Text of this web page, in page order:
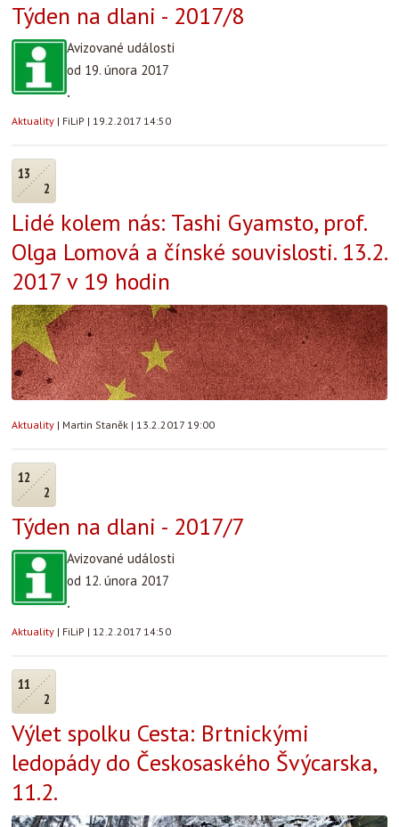
Týden na dlani - 2017/8
Avizované události
od 19. února 2017
.
Aktuality | FiLiP | 19.2.2017 14:50
13
2
Lidé kolem nás: Tashi Gyamsto, prof.
Olga Lomová a čínské souvislosti. 13.2.
2017 v 19 hodin
Aktuality | Martin Staněk | 13.2.2017 19:00
12
2
Týden na dlani - 2017/7
Avizované události
od 12. února 2017
.
Aktuality | FiLiP | 12.2.2017 14:50
11
2
Výlet spolku Cesta: Brtnickými
ledopády do Českosaského Švýcarska,
11.2.